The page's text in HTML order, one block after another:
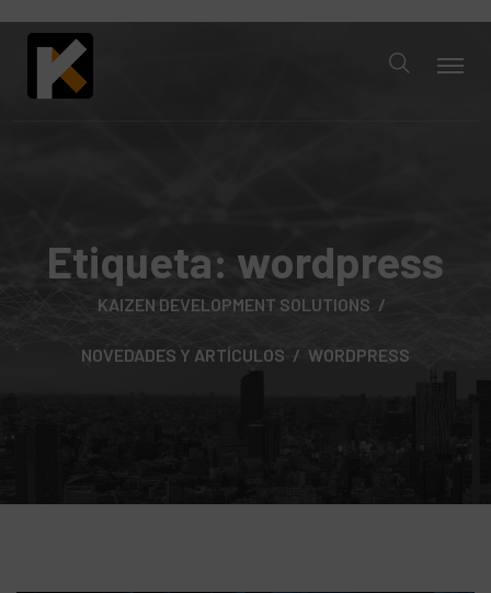
Etiqueta: wordpress
KAIZEN DEVELOPMENT SOLUTIONS
NOVEDADES Y ARTÍCULOS WORDPRESS